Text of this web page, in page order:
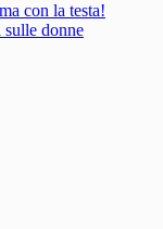
con la testa!
donne